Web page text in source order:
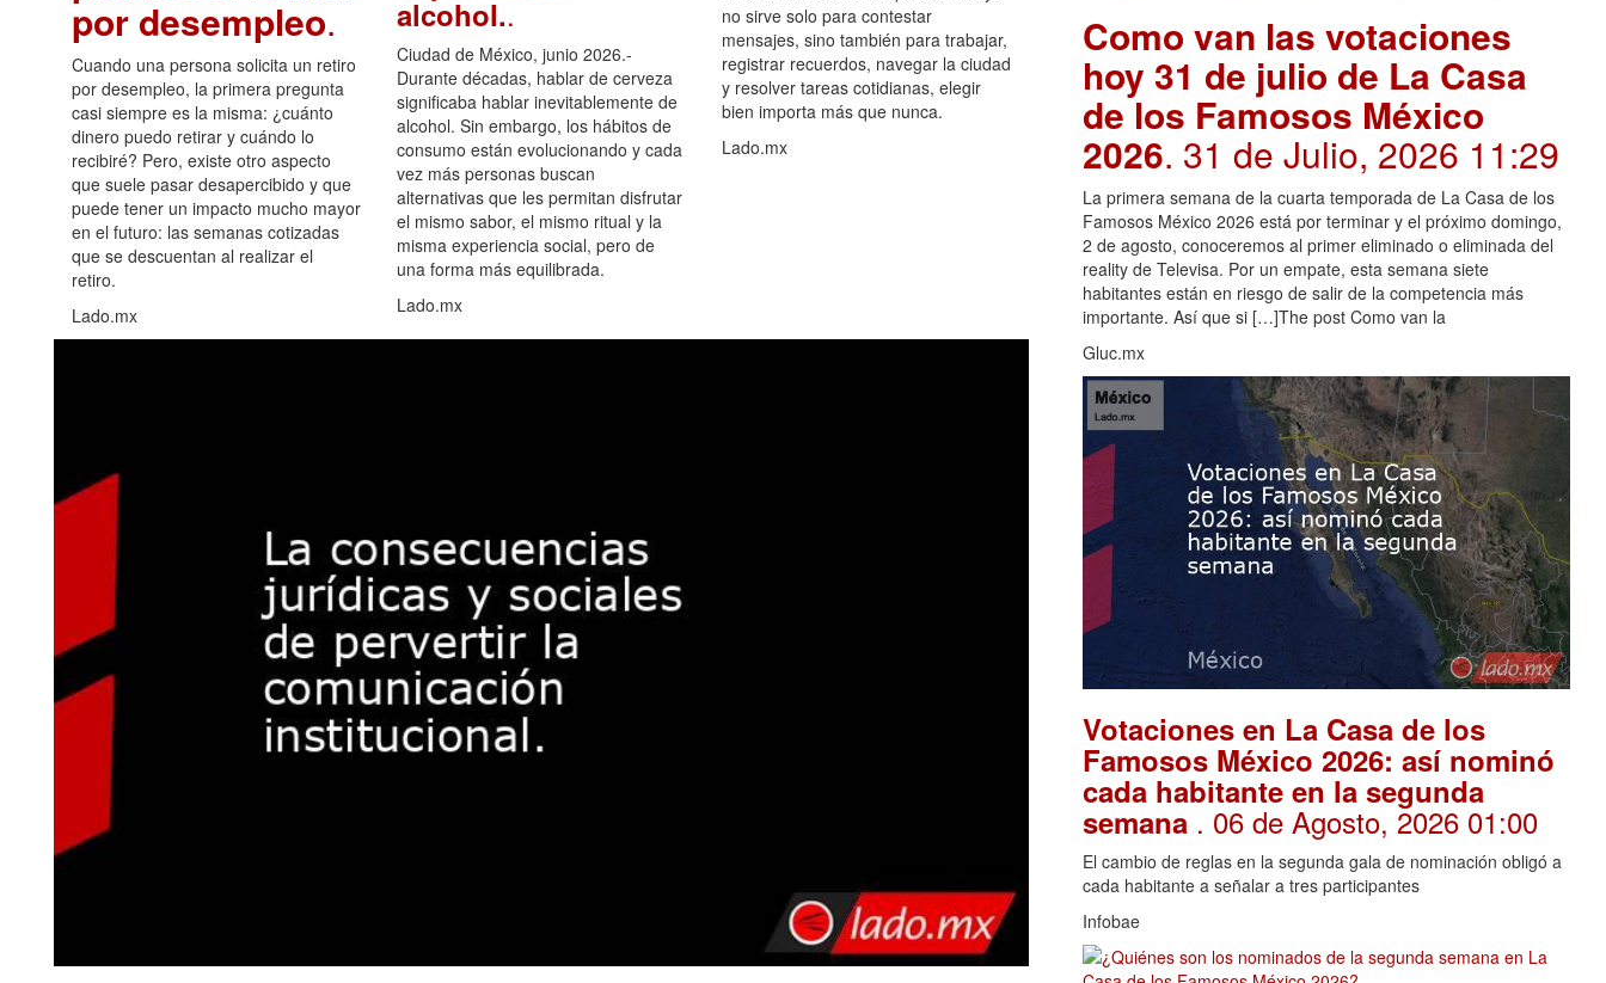
por desempleo.
Cuando una persona solicita un retiro
por desempleo, la primera pregunta
casi siempre es la misma: ¿cuánto
dinero puedo retirar y cuándo lo
recibiré? Pero, existe otro aspecto
que suele pasar desapercibido y que
puede tener un impacto mucho mayor
en el futuro: las semanas cotizadas
que se descuentan al realizar el
retiro.
Lado.mx
alcohol..
Ciudad de México, junio 2026.-
Durante décadas, hablar de cerveza
significaba hablar inevitablemente de
alcohol. Sin embargo, los hábitos de
consumo están evolucionando y cada
vez más personas buscan
alternativas que les permitan disfrutar
el mismo sabor, el mismo ritual y la
misma experiencia social, pero de
una forma más equilibrada.
Lado.mx
no sirve solo para contestar
mensajes, sino también para trabajar,
registrar recuerdos, navegar la ciudad
y resolver tareas cotidianas, elegir
bien importa más que nunca.
Lado.mx
Como van las votaciones
hoy 31 de julio de La Casa
de los Famosos México
2026. 31 de Julio, 2026 11:29
La primera semana de la cuarta temporada de La Casa de los
Famosos México 2026 está por terminar y el próximo domingo,
2 de agosto, conoceremos al primer eliminado o eliminada del
reality de Televisa. Por un empate, esta semana siete
habitantes están en riesgo de salir de la competencia más
importante. Así que si […]The post Como van la
Gluc.mx
Votaciones en La Casa de los
Famosos México 2026: así nominó
cada habitante en la segunda
semana . 06 de Agosto, 2026 01:00
El cambio de reglas en la segunda gala de nominación obligó a
cada habitante a señalar a tres participantes
Infobae